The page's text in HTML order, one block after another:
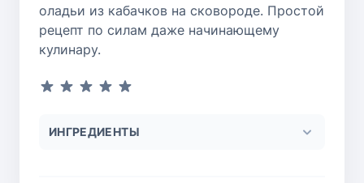
оладьи из кабачков на сковороде. Простой
рецепт по силам даже начинающему
кулинару.
ИНГРЕДИЕНТЫ